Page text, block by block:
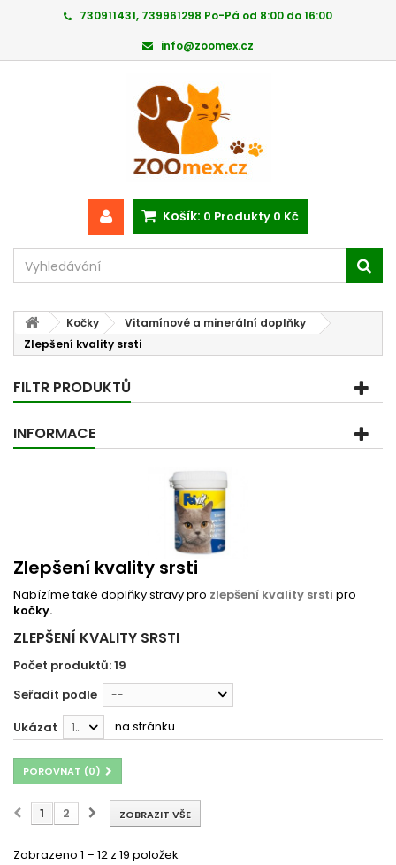
730911431, 739961298 Po-Pá od 8:00 do 16:00
info@zoomex.cz
Košík: 0 Produkty 0 Kč
Kočky
Vitamínové a minerální doplňky
Zlepšení kvality srsti
FILTR PRODUKTŮ
INFORMACE
Zlepšení kvality srsti
Nabízíme také doplňky stravy pro zlepšení kvality srsti pro
kočky.
ZLEPŠENÍ KVALITY SRSTI
Počet produktů: 19
Seřadit podle
--
Ukázat 12 na stránku
POROVNAT (0)
ZOBRAZIT VŠE
1 2
Zobrazeno 1 – 12 z 19 položek